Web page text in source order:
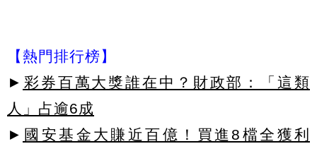
【熱門排行榜】
► 彩券百萬大獎誰在中？財政部：「這類
人」占逾6成
► 國安基金大賺近百億！買進8檔全獲利